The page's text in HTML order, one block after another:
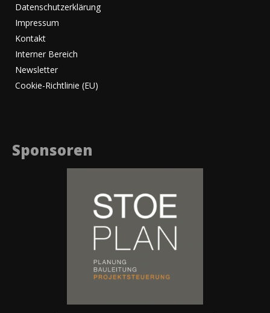
Datenschutzerklärung
Impressum
Kontakt
Interner Bereich
Newsletter
Cookie-Richtlinie (EU)
Sponsoren